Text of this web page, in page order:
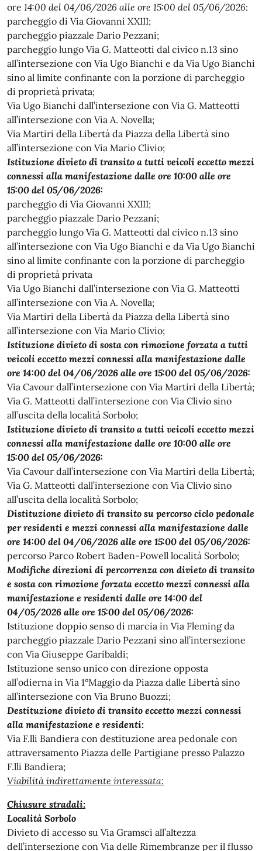
ore 14:00 del 04/06/2026 alle ore 15:00 del 05/06/2026:
parcheggio di Via Giovanni XXIII;
parcheggio piazzale Dario Pezzani;
parcheggio lungo Via G. Matteotti dal civico n.13 sino
all’intersezione con Via Ugo Bianchi e da Via Ugo Bianchi
sino al limite confinante con la porzione di parcheggio
di proprietà privata;
Via Ugo Bianchi dall’intersezione con Via G. Matteotti
all’intersezione con Via A. Novella;
Via Martiri della Libertà da Piazza della Libertà sino
all’intersezione con Via Mario Clivio;
Istituzione divieto di transito a tutti veicoli eccetto mezzi
connessi alla manifestazione dalle ore 10:00 alle ore
15:00 del 05/06/2026:
parcheggio di Via Giovanni XXIII;
parcheggio piazzale Dario Pezzani;
parcheggio lungo Via G. Matteotti dal civico n.13 sino
all’intersezione con Via Ugo Bianchi e da Via Ugo Bianchi
sino al limite confinante con la porzione di parcheggio
di proprietà privata
Via Ugo Bianchi dall’intersezione con Via G. Matteotti
all’intersezione con Via A. Novella;
Via Martiri della Libertà da Piazza della Libertà sino
all’intersezione con Via Mario Clivio;
Istituzione divieto di sosta con rimozione forzata a tutti
veicoli eccetto mezzi connessi alla manifestazione dalle
ore 14:00 del 04/06/2026 alle ore 15:00 del 05/06/2026:
Via Cavour dall’intersezione con Via Martiri della Libertà;
Via G. Matteotti dall’intersezione con Via Clivio sino
all’uscita della località Sorbolo;
Istituzione divieto di transito a tutti veicoli eccetto mezzi
connessi alla manifestazione dalle ore 10:00 alle ore
15:00 del 05/06/2026:
Via Cavour dall’intersezione con Via Martiri della Libertà;
Via G. Matteotti dall’intersezione con Via Clivio sino
all’uscita della località Sorbolo;
Distituzione divieto di transito su percorso ciclo pedonale
per residenti e mezzi connessi alla manifestazione dalle
ore 14:00 del 04/06/2026 alle ore 15:00 del 05/06/2026:
percorso Parco Robert Baden-Powell località Sorbolo;
Modifiche direzioni di percorrenza con divieto di transito
e sosta con rimozione forzata eccetto mezzi connessi alla
manifestazione e residenti dalle ore 14:00 del
04/05/2026 alle ore 15:00 del 05/06/2026:
Istituzione doppio senso di marcia in Via Fleming da
parcheggio piazzale Dario Pezzani sino all’intersezione
con Via Giuseppe Garibaldi;
Istituzione senso unico con direzione opposta
all’odierna in Via 1°Maggio da Piazza dalle Libertà sino
all’intersezione con Via Bruno Buozzi;
Destituzione divieto di transito eccetto mezzi connessi
alla manifestazione e residenti:
Via F.lli Bandiera con destituzione area pedonale con
attraversamento Piazza delle Partigiane presso Palazzo
F.lli Bandiera;
Viabilità indirettamente interessata:
Chiusure stradali:
Località Sorbolo
Divieto di accesso su Via Gramsci all’altezza
dell’intersezione con Via delle Rimembranze per il flusso